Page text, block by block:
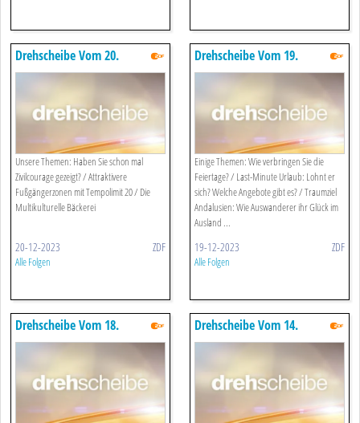
Drehscheibe Vom 20.
Dezember 2023
Unsere Themen: Haben Sie schon mal
Zivilcourage gezeigt? / Attraktivere
Fußgängerzonen mit Tempolimit 20 / Die
Multikulturelle Bäckerei
20-12-2023 ZDF
Alle Folgen
Drehscheibe Vom 19.
Dezember 2023
Einige Themen: Wie verbringen Sie die
Feiertage? / Last-Minute Urlaub: Lohnt er
sich? Welche Angebote gibt es? / Traumziel
Andalusien: Wie Auswanderer ihr Glück im
Ausland ...
19-12-2023 ZDF
Alle Folgen
Drehscheibe Vom 18.
Dezember 2023
Drehscheibe Vom 14.
Dezember 2023